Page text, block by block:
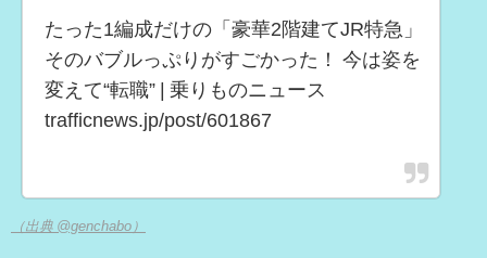
たった1編成だけの「豪華2階建てJR特急」
そのバブルっぷりがすごかった！ 今は姿を
変えて“転職” | 乗りものニュース
trafficnews.jp/post/601867
（出典 @genchabo）